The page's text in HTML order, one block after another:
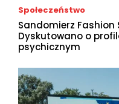
Społeczeństwo
Sandomierz
Dyskutowano o
psychicznym